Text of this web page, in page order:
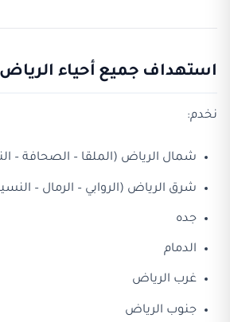
استهداف جميع أحياء الرياض
نخدم:
شمال الرياض (الملقا – الصحافة –
شرق الرياض (الروابي – الرمال – النسيم)
جده
الدمام
غرب الرياض
جنوب الرياض